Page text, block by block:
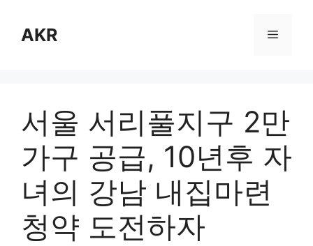
content
AKR Menu
서울 서리풀지구 2만
가구 공급, 10년후 자
녀의 강남 내집마련
청약 도전하자